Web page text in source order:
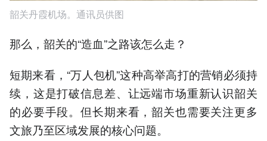
韶关丹霞机场。通讯员供图
那么，韶关的“造血”之路该怎么走？
短期来看，“万人包机”这种高举高打的营销必须持
续，这是打破信息差、让远端市场重新认识韶关
的必要手段。但长期来看，韶关也需要关注更多
文旅乃至区域发展的核心问题。